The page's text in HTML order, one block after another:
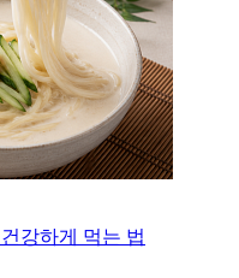
강하게 먹는 법